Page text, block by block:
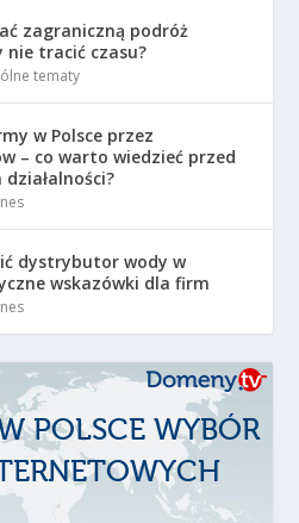
zagraniczną podróż
nie tracić czasu?
tematy
w Polsce przez
– co warto wiedzieć przed
dystrybutor wody w
wskazówki dla firm
POLSCE WYBÓR